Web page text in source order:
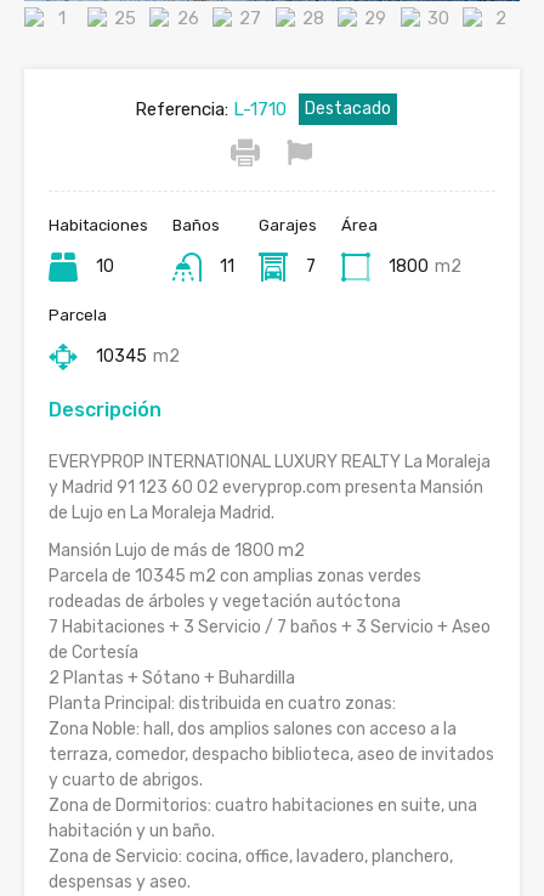
Referencia: L-1710 Destacado
Habitaciones
10
Baños
11
Garajes
7
Área
1800 m2
Parcela
10345 m2
Descripción
EVERYPROP INTERNATIONAL LUXURY REALTY La Moraleja
y Madrid 91 123 60 02 everyprop.com presenta Mansión
de Lujo en La Moraleja Madrid.
Mansión Lujo de más de 1800 m2
Parcela de 10345 m2 con amplias zonas verdes
rodeadas de árboles y vegetación autóctona
7 Habitaciones + 3 Servicio / 7 baños + 3 Servicio + Aseo
de Cortesía
2 Plantas + Sótano + Buhardilla
Planta Principal: distribuida en cuatro zonas:
Zona Noble: hall, dos amplios salones con acceso a la
terraza, comedor, despacho biblioteca, aseo de invitados
y cuarto de abrigos.
Zona de Dormitorios: cuatro habitaciones en suite, una
habitación y un baño.
Zona de Servicio: cocina, office, lavadero, planchero,
despensas y aseo.